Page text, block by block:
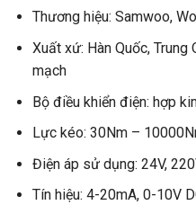
Thương hiệu: Samwoo,
Xuất xứ: Hàn Quốc,
mạch
Bộ điều khiển điện: hợp
Lực kéo: 30Nm –
Điện áp sử dụng: 24V,
Tín hiệu: 4-20mA, 0-10V